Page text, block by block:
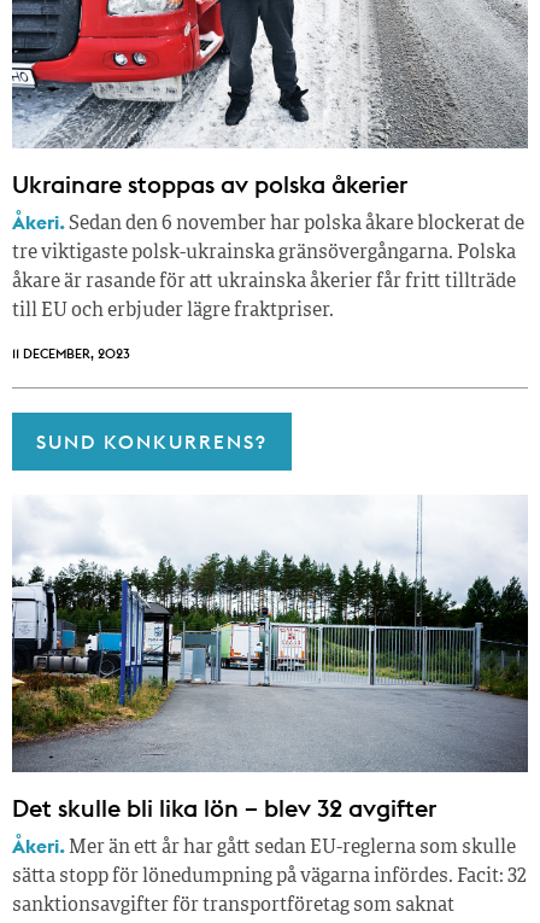
Ukrainare stoppas av polska åkerier
Åkeri.Sedan den 6 november har polska åkare blockerat de
tre viktigaste polsk-ukrainska gränsövergångarna. Polska
åkare är rasande för att ukrainska åkerier får fritt tillträde
till EU och erbjuder lägre fraktpriser.
11 DECEMBER, 2023
SUND KONKURRENS?
Det skulle bli lika lön – blev 32 avgifter
Åkeri. Mer än ett år har gått sedan EU-reglerna som skulle
sätta stopp för lönedumpning på vägarna infördes. Facit: 32
sanktionsavgifter för transportföretag som saknat